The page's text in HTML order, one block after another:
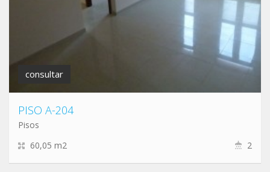
consultar
PISO A-204
Pisos
60,05 m2
2